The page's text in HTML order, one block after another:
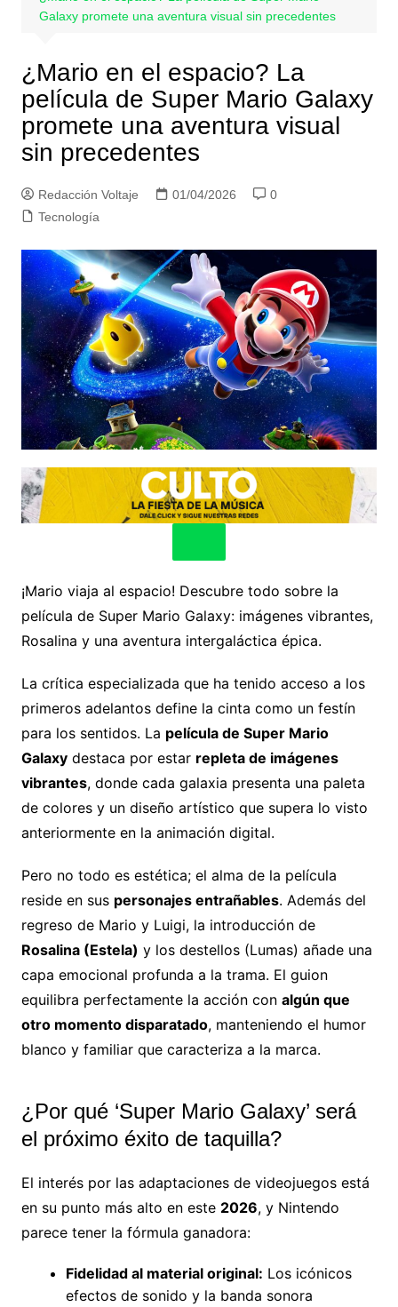
Galaxy promete una aventura visual sin precedentes
¿Mario en el espacio? La
película de Super Mario Galaxy
promete una aventura visual
sin precedentes
Redacción Voltaje 01/04/2026
0
Tecnología
¡Mario viaja al espacio! Descubre todo sobre la
película de Super Mario Galaxy: imágenes vibrantes,
Rosalina y una aventura intergaláctica épica.
La crítica especializada que ha tenido acceso a los
primeros adelantos define la cinta como un festín
para los sentidos. La película de Super Mario
Galaxydestaca por estar repleta de imágenes
vibrantes, donde cada galaxia presenta una paleta
de colores y un diseño artístico que supera lo visto
anteriormente en la animación digital.
Pero no todo es estética; el alma de la película
reside en sus personajes entrañables. Además del
regreso de Mario y Luigi, la introducción de
Rosalina (Estela) y los destellos (Lumas) añade una
capa emocional profunda a la trama. El guion
equilibra perfectamente la acción con algún que
otro momento disparatado, manteniendo el humor
blanco y familiar que caracteriza a la marca.
¿Por qué ‘Super Mario Galaxy’ será
el próximo éxito de taquilla?
El interés por las adaptaciones de videojuegos está
en su punto más alto en este 2026, y Nintendo
parece tener la fórmula ganadora:
Fidelidad al material original: Los icónicos
efectos de sonido y la banda sonora